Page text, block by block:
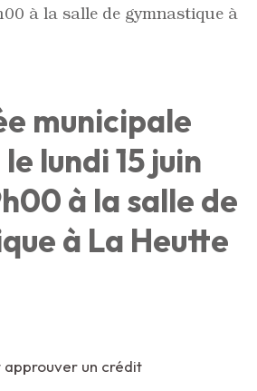
à la salle de gymnastique à
municipale
lundi 15 juin
à la salle de
à La Heutte
approuver un crédit